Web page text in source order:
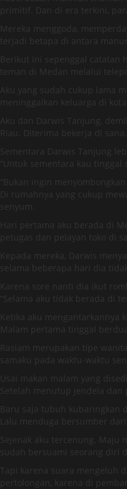
primitif. Dan di era terkini,
Mereka menggoda,
terjadi betapa di antara
Berikut ini sepenggal catatan
teman di Medan melalui
Aku yang sudah cukup lama
meninggalkan keluarga di kota
Aku dan Darwis Tanjung,
Riau. Diterima bekerja di sana.
Sementara Darwis Tanjung
“Untuk sementara kau
“Bukan ingin
Di rumahnya yang cukup
senyum.
Hari pertama aku berada di
petugas dan pelayan toko di
Kepada mereka, Darwis
selama beberapa hari dia
Karena sore nanti dia ikut
“Selama aku tidak berada di
Ketika aku mengantarkannya
Malam pertama tinggal
Rasiam merupakan tipe
samaku pada waktu-waktu
Usai makan malam yang
Setelah menutup jendela dan
Baru saja tubuh kubaringkan
Lalu menduga bersumber
Sejenak aku tercenung. Maju
sudah bersuami seorang diri
Tapi karena suara mengeluh
pertolongan, karena di